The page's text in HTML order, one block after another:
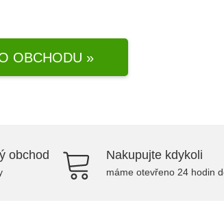
OBCHODU »
obchod Nakupujte kdykoli
máme otevřeno 24 hodin